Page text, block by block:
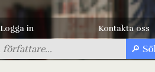
Logga in Kontakta oss